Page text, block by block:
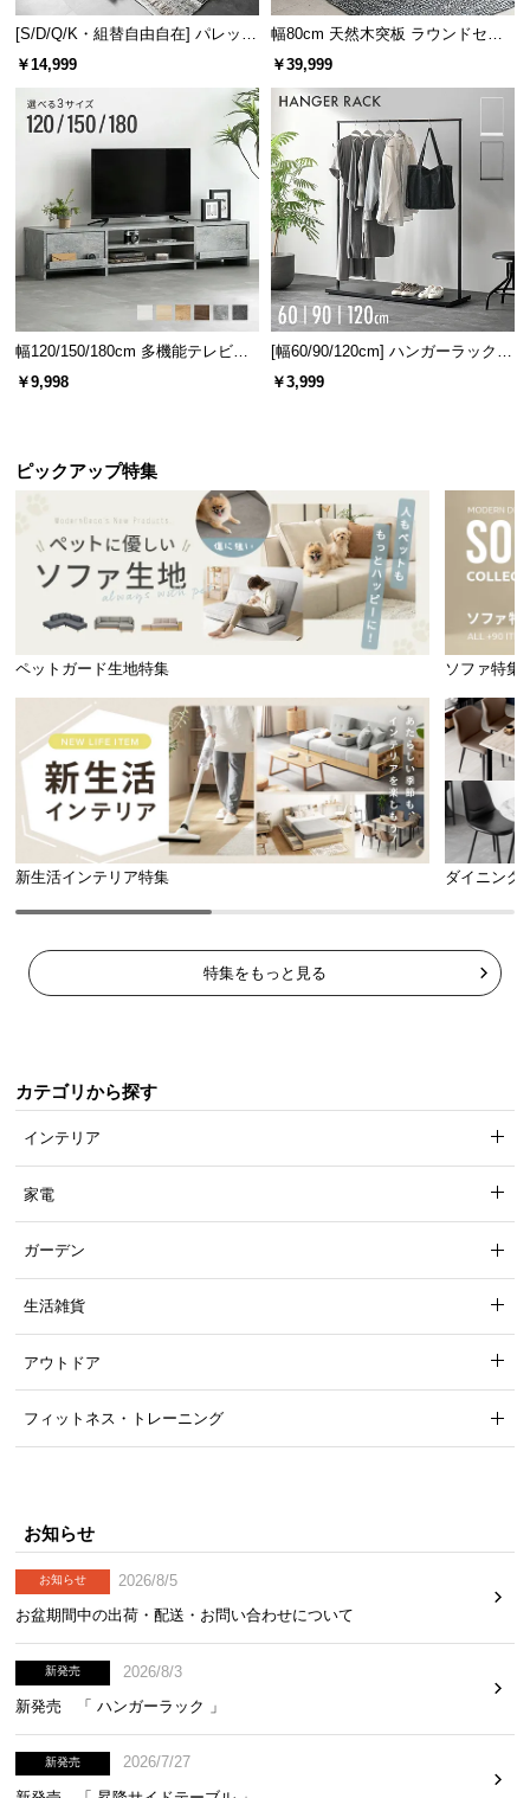
[S/D/Q/K・組替自由自在] パレット
ベッド 8/12/16枚セット
￥14,999
幅80cm 天然木突板 ラウンドセン
ターテーブル 美しい格子デザイン
￥39,999
幅120/150/180cm 多機能テレビボ
ード 木目/石目調 オープン収納・
引き出し収納付き
￥9,998
[幅60/90/120cm] ハンガーラック
スチール 4段階高さ調節 サイドフ
ック オープンラック シンプル
￥3,999
ピックアップ特集
ペットガード生地特集 ソファ特集
新生活インテリア特集 ダイニング
特集をもっと見る
カテゴリから探す
インテリア
家電
ガーデン
生活雑貨
アウトドア
フィットネス・トレーニング
お知らせ
お知らせ
2026/8/5
お盆期間中の出荷・配送・お問い合わせについて
新発売
2026/8/3
新発売 「 ハンガーラック 」
新発売
2026/7/27